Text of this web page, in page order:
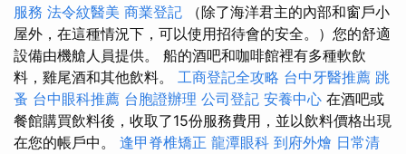
服務 法令紋醫美 商業登記 （除了海洋君主的內部和窗戶小
屋外，在這種情況下，可以使用招待會的安全。）您的舒適
設備由機艙人員提供。 船的酒吧和咖啡館裡有多種軟飲
料，雞尾酒和其他飲料。 工商登記全攻略 台中牙醫推薦 跳
蚤 台中眼科推薦 台胞證辦理 公司登記 安養中心 在酒吧或
餐館購買飲料後，收取了15份服務費用，並以飲料價格出現
在您的帳戶中。 逢甲脊椎矯正 龍潭眼科 到府外燴 日常清